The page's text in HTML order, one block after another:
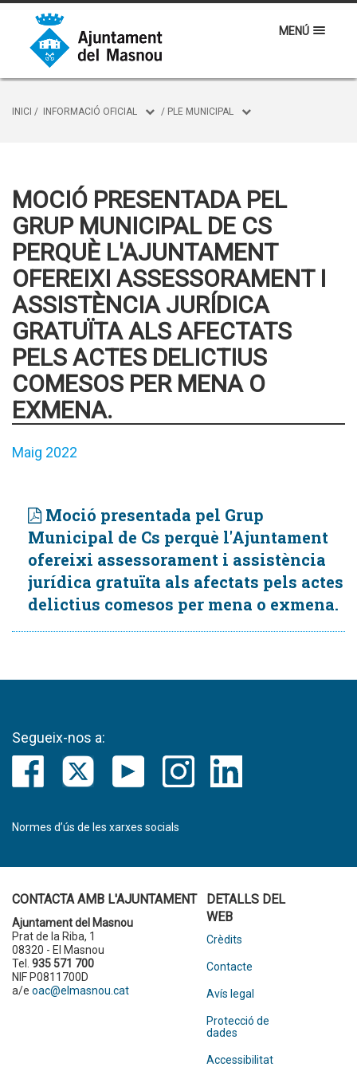
MENÚ
INICI / INFORMACIÓ OFICIAL / PLE MUNICIPAL
MOCIÓ PRESENTADA PEL
GRUP MUNICIPAL DE CS
PERQUÈ L'AJUNTAMENT
OFEREIXI ASSESSORAMENT I
ASSISTÈNCIA JURÍDICA
GRATUÏTA ALS AFECTATS
PELS ACTES DELICTIUS
COMESOS PER MENA O
EXMENA.
Maig 2022
Moció presentada pel Grup
Municipal de Cs perquè l'Ajuntament
ofereixi assessorament i assistència
jurídica gratuïta als afectats pels actes
delictius comesos per mena o exmena.
Segueix-nos a:
Normes d’ús de les xarxes socials
CONTACTA AMB L'AJUNTAMENT
Ajuntament del Masnou
Prat de la Riba, 1
08320 - El Masnou
Tel. 935 571 700
NIF P0811700D
a/e oac@elmasnou.cat
DETALLS DEL
WEB
Crèdits
Contacte
Avís legal
Protecció de
dades
Accessibilitat